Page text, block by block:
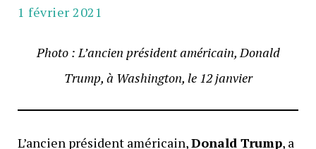
1 février 2021
Photo : L’ancien président américain,Donald
Trump, à Washington, le 12 janvier
L’ancien président américain,Donald Trump, a